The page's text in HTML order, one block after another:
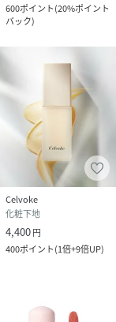
600ポイント(20%ポイント
バック)
Celvoke
化粧下地
4,400円
400ポイント(1倍+9倍UP)